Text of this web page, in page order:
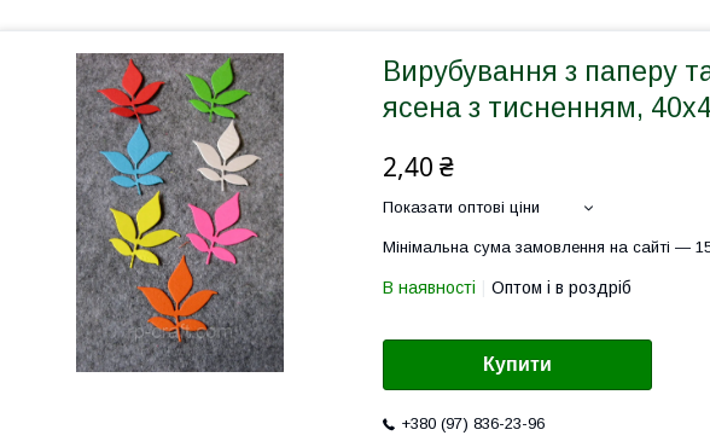
Вирубування з паперу
ясена з тисненням,
2,40 ₴
Показати оптові ціни
Мінімальна сума замовлення на сайті —
В наявності Оптом і в роздріб
Купити
+380 (97) 836-23-96